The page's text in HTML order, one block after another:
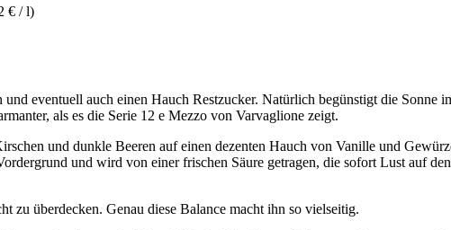
€ / l)
eventuell auch einen Hauch Restzucker. Natürlich begünstigt die Sonne
als es die Serie 12 e Mezzo von Varvaglione zeigt.
und dunkle Beeren auf einen dezenten Hauch von Vanille und
und wird von einer frischen Säure getragen, die sofort Lust auf
überdecken. Genau diese Balance macht ihn so vielseitig.